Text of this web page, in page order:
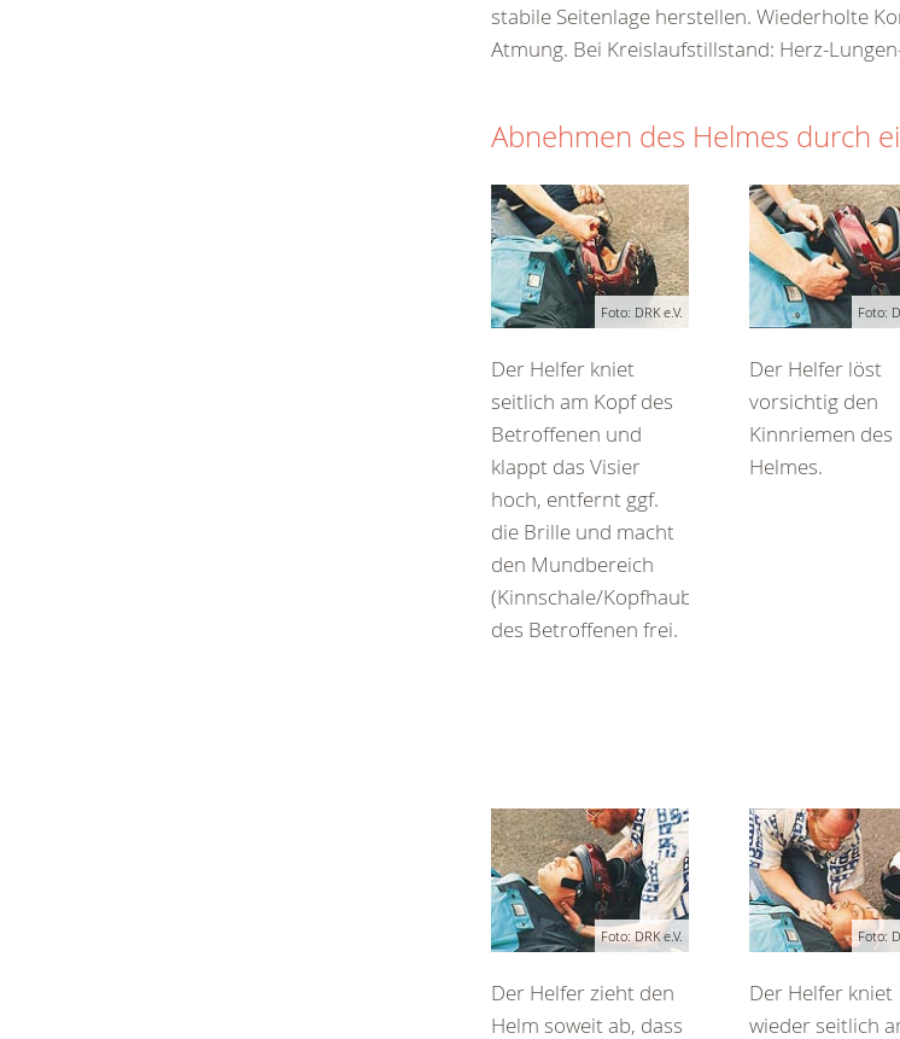
stabile Seitenlage herstellen. Wiederholte
Atmung. Bei Kreislaufstillstand: Herz-
Abnehmen des Helmes durch
Foto: DRK e.V.
Der Helfer kniet
seitlich am Kopf des
Betroffenen und
klappt das Visier
hoch, entfernt ggf.
die Brille und macht
den Mundbereich
(Kinnschale/Kopfhaube)
des Betroffenen frei.
Foto:
Der Helfer löst
vorsichtig den
Kinnriemen des
Helmes.
Foto: DRK e.V.
Der Helfer zieht den
Helm soweit ab, dass
Foto:
Der Helfer kniet
wieder seitlich